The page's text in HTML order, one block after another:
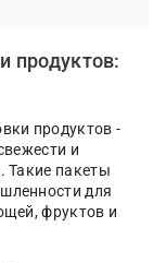
продуктов:
продуктов -
и
Такие пакеты
для
фруктов и